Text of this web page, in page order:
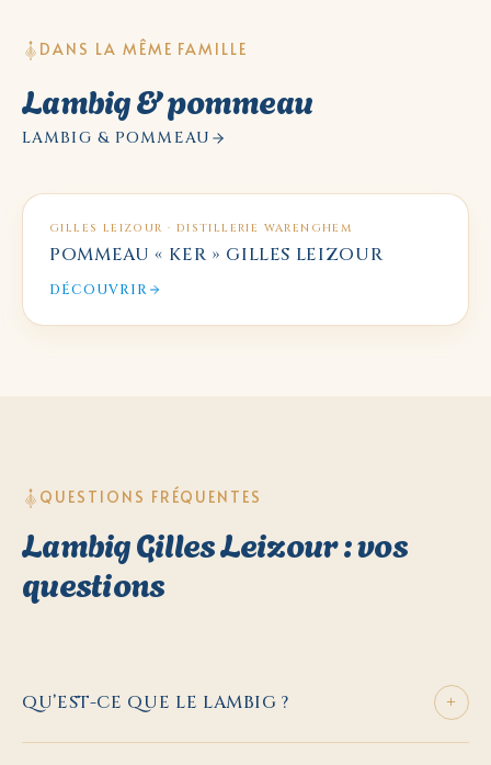
DANS LA MÊME FAMILLE
Lambig & pommeau
LAMBIG & POMMEAU
GILLES LEIZOUR · DISTILLERIE WARENGHEM
POMMEAU « KER » GILLES LEIZOUR
DÉCOUVRIR
QUESTIONS FRÉQUENTES
Lambig Gilles Leizour : vos
questions
QU’EST-CE QUE LE LAMBIG ? +